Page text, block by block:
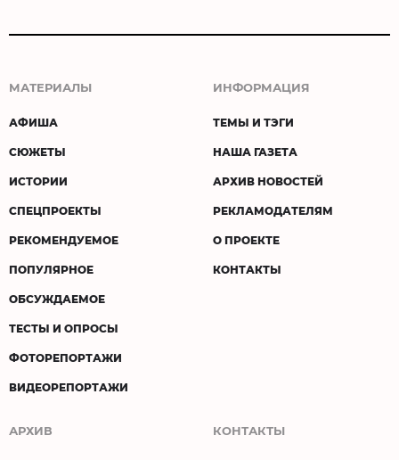
МАТЕРИАЛЫ
АФИША
СЮЖЕТЫ
ИСТОРИИ
СПЕЦПРОЕКТЫ
РЕКОМЕНДУЕМОЕ
ПОПУЛЯРНОЕ
ОБСУЖДАЕМОЕ
ТЕСТЫ И ОПРОСЫ
ФОТОРЕПОРТАЖИ
ВИДЕОРЕПОРТАЖИ
ИНФОРМАЦИЯ
ТЕМЫ И ТЭГИ
НАША ГАЗЕТА
АРХИВ НОВОСТЕЙ
РЕКЛАМОДАТЕЛЯМ
О ПРОЕКТЕ
КОНТАКТЫ
АРХИВ КОНТАКТЫ